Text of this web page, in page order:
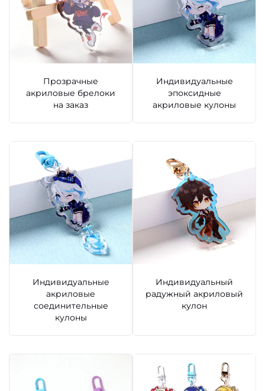
Прозрачные
акриловые брелоки
на заказ
Индивидуальные
эпоксидные
акриловые кулоны
Индивидуальные
акриловые
соединительные
кулоны
Индивидуальный
радужный акриловый
кулон